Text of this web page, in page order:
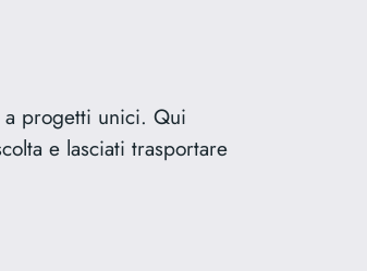
a progetti unici. Qui
e lasciati trasportare